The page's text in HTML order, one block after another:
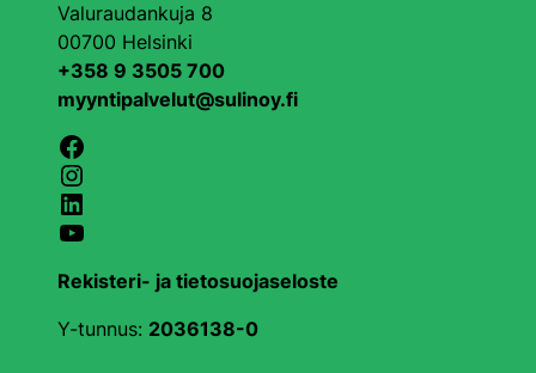
Valuraudankuja 8
00700 Helsinki
+358 9 3505 700
myyntipalvelut@sulinoy.fi
Facebook
Instagram
LinkedIn
YouTube
Rekisteri- ja tietosuojaseloste
Y-tunnus: 2036138-0